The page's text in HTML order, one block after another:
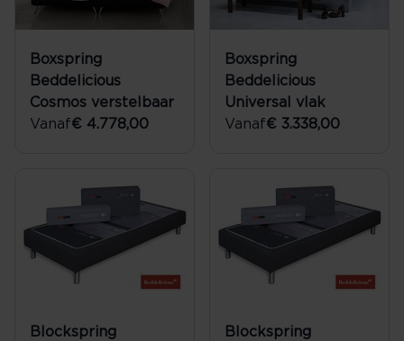
Boxspring
Beddelicious
Cosmos verstelbaar
Vanaf€ 4.778,00
Boxspring
Beddelicious
Universal vlak
Vanaf€ 3.338,00
Blockspring
Blockspring